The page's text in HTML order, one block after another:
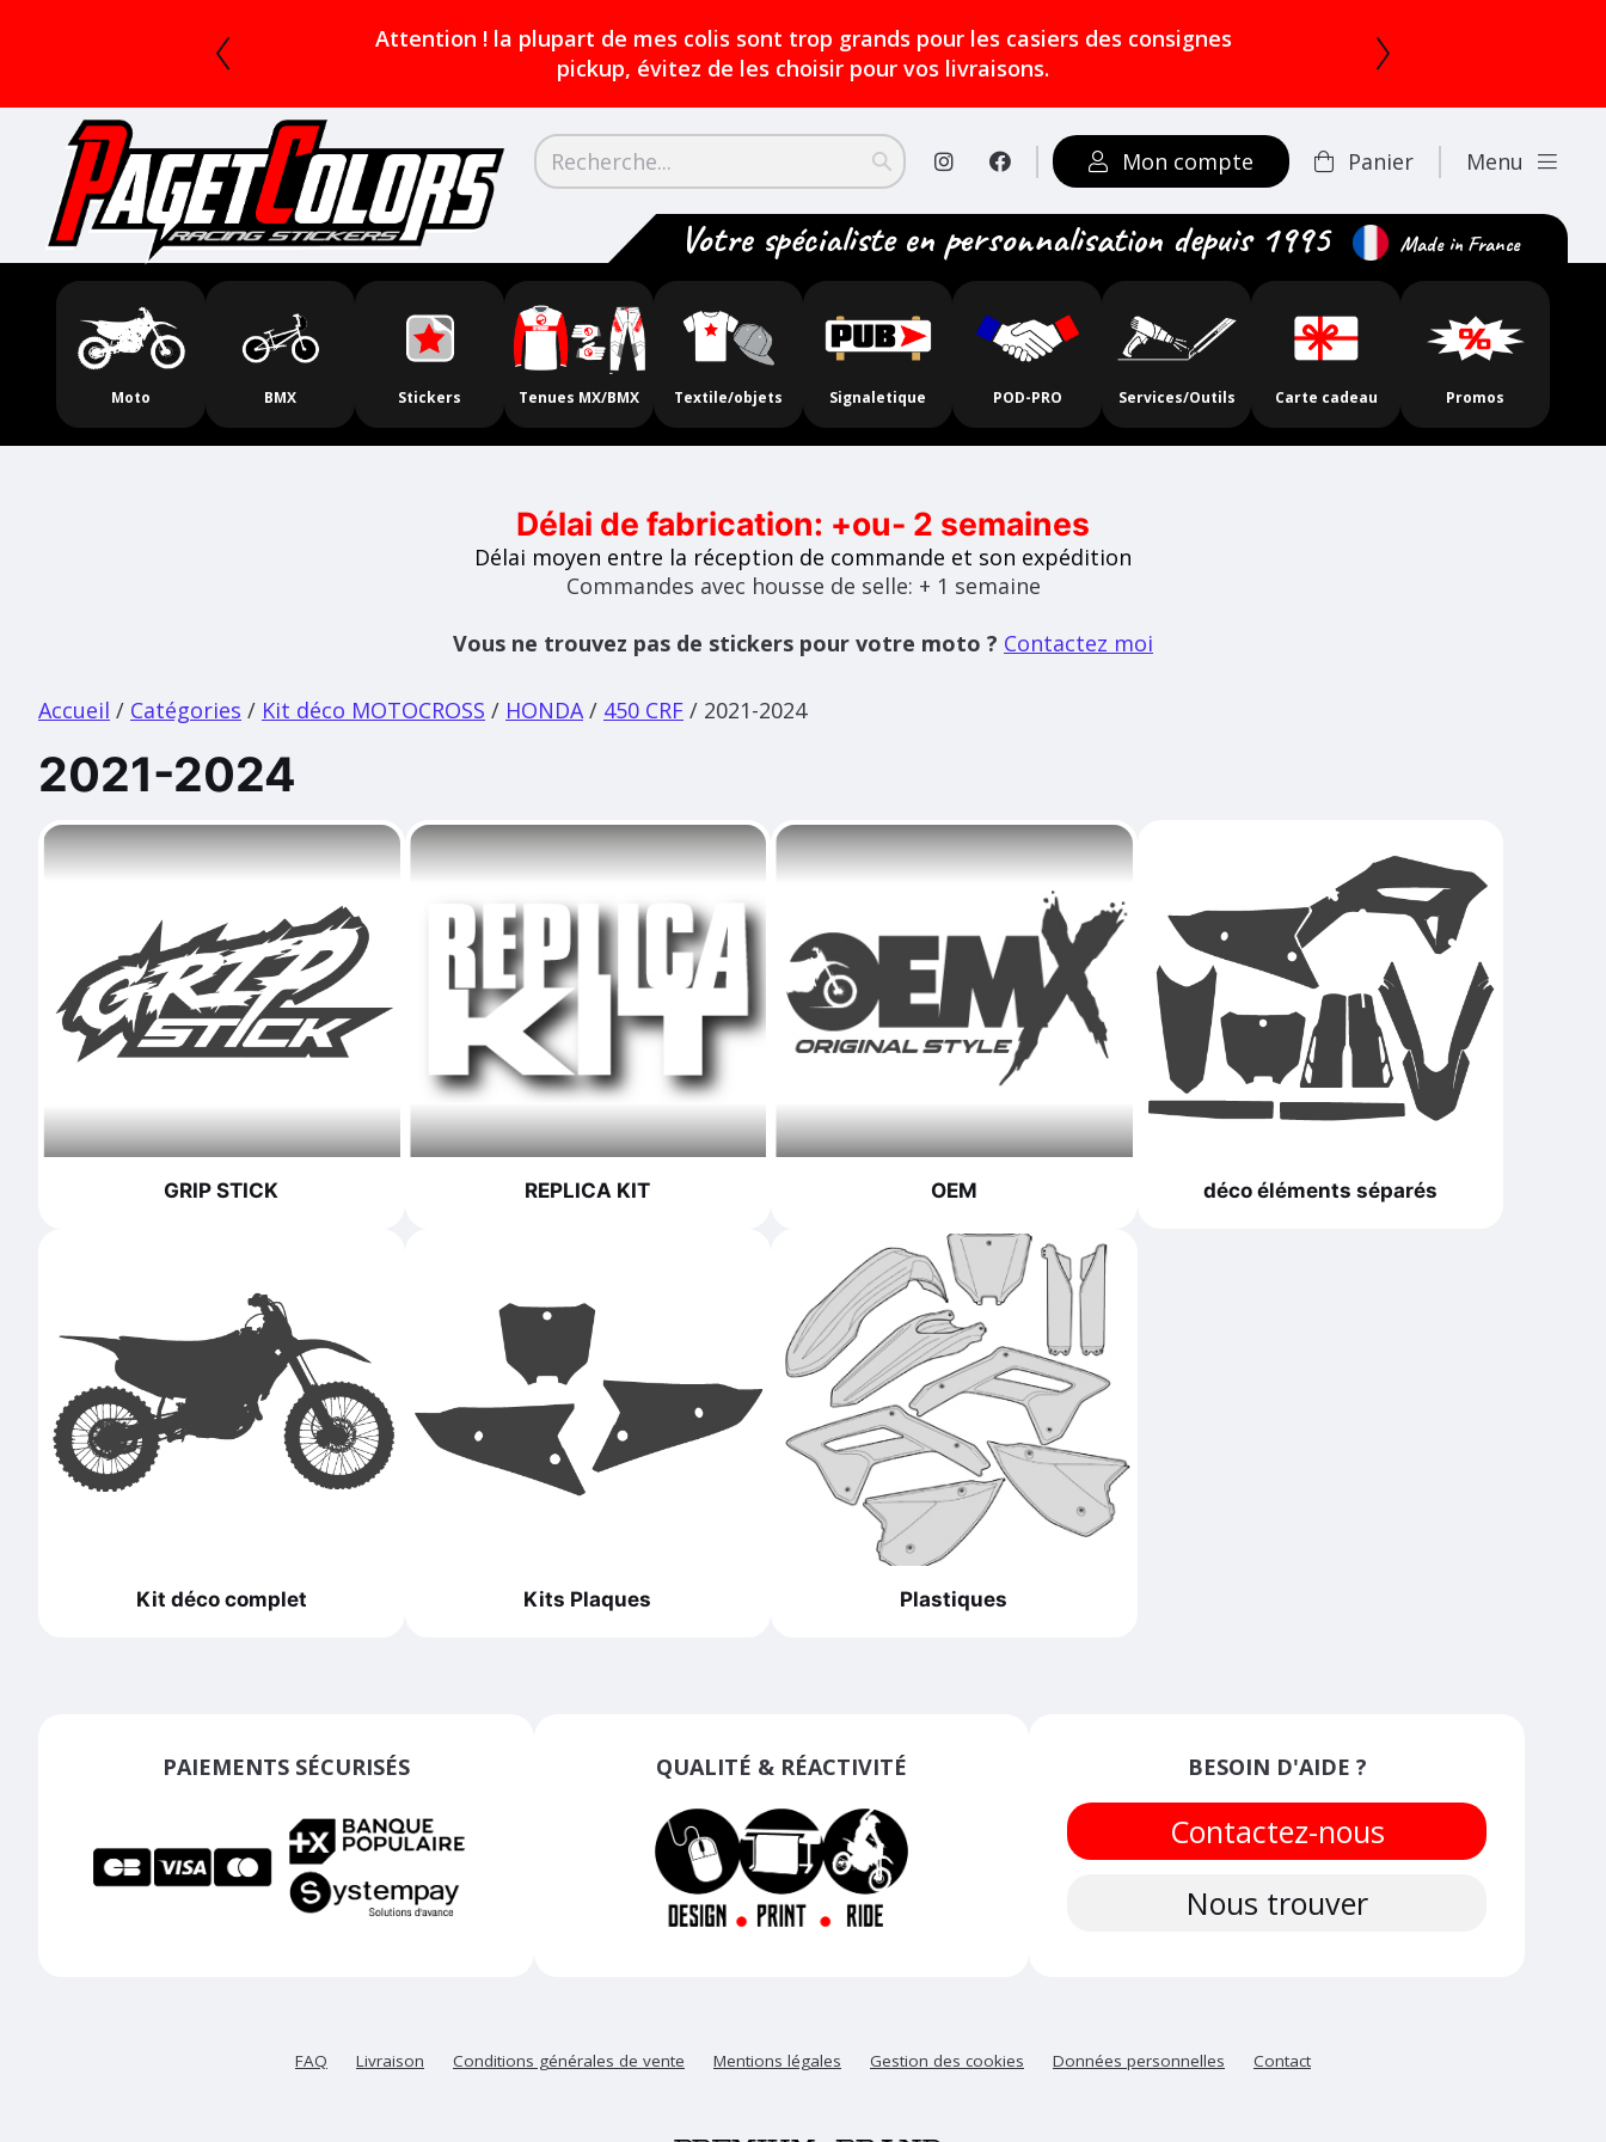
Slideshow Items Attention ! la plupart de mes colis sont trop grands pour les casiers des consignes
pickup, évitez de les choisir pour vos livraisons.
Mon compte Panier Menu
Votre spécialiste en personnalisation depuis 1995 Made in France
Moto BMX Stickers Tenues MX/BMX Textile/objets Signaletique POD-PRO Services/Outils Carte cadeau Promos
Délai de fabrication: +ou- 2 semaines
Délai moyen entre la réception de commande et son expédition
Commandes avec housse de selle: + 1 semaine
Vous ne trouvez pas de stickers pour votre moto ? Contactez moi
Accueil / Catégories / Kit déco MOTOCROSS / HONDA/ 450 CRF / 2021-2024
2021-2024
GRIP STICK REPLICA KIT OEM déco éléments séparés
Kit déco complet Kits Plaques Plastiques
PAIEMENTS SÉCURISÉS QUALITÉ & RÉACTIVITÉ BESOIN D'AIDE ?
Contactez-nous
Nous trouver
FAQ Livraison Conditions générales de vente Mentions légales Gestion des cookies Données personnelles Contact